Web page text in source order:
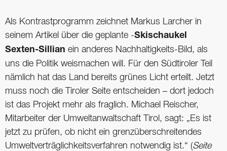
Als Kontrastprogramm zeichnet Markus Larcher in
seinem Artikel über die geplante -Skischaukel
Sexten-Sillian ein anderes Nachhaltigkeits-Bild, als
uns die Politik weismachen will. Für den Südtiroler Teil
nämlich hat das Land bereits grünes Licht erteilt. Jetzt
muss noch die Tiroler Seite entscheiden – dort jedoch
ist das Projekt mehr als fraglich. Michael Reischer,
Mitarbeiter der Umweltanwaltschaft Tirol, sagt: „Es ist
jetzt zu prüfen, ob nicht ein grenzüberschreitendes
Umweltverträglichkeitsverfahren notwendig ist.“ (Seite